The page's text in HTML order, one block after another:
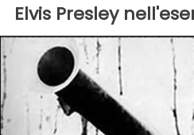
Elvis Presley